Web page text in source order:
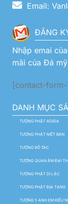
Email:
ĐĂNG
Nhập emai
mãi của Đá
[contact-
DANH MỤC
TƯỢNG PHẬT ADIDA
TƯỢNG PHẬT NIẾT BÀN
TƯỢNG BỒ TÁC
TƯỢNG QUAN ÂM ĐẠI
TƯỢNG PHẬT DI LẶC
TƯỢNG PHẬT ĐỊA TẠNG
TƯỢNG 5 ANH EM KIỀU